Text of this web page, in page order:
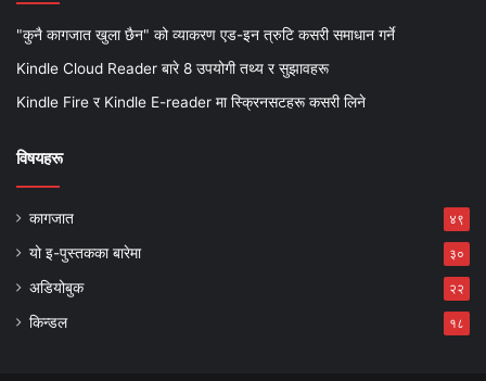
"कुनै कागजात खुला छैन" को व्याकरण एड-इन त्रुटि कसरी समाधान गर्ने
Kindle Cloud Reader बारे 8 उपयोगी तथ्य र सुझावहरू
Kindle Fire र Kindle E-reader मा स्क्रिनसटहरू कसरी लिने
विषयहरू
कागजात ४९
यो इ-पुस्तकका बारेमा ३०
अडियोबुक २२
किन्डल १८